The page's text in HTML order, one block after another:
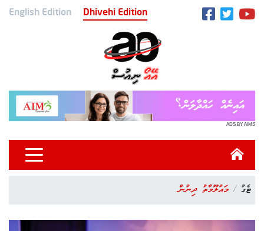
English Edition Dhivehi Edition
ADS BY AIMS
ޓެގު މައުލޫމާތު ދިނުން